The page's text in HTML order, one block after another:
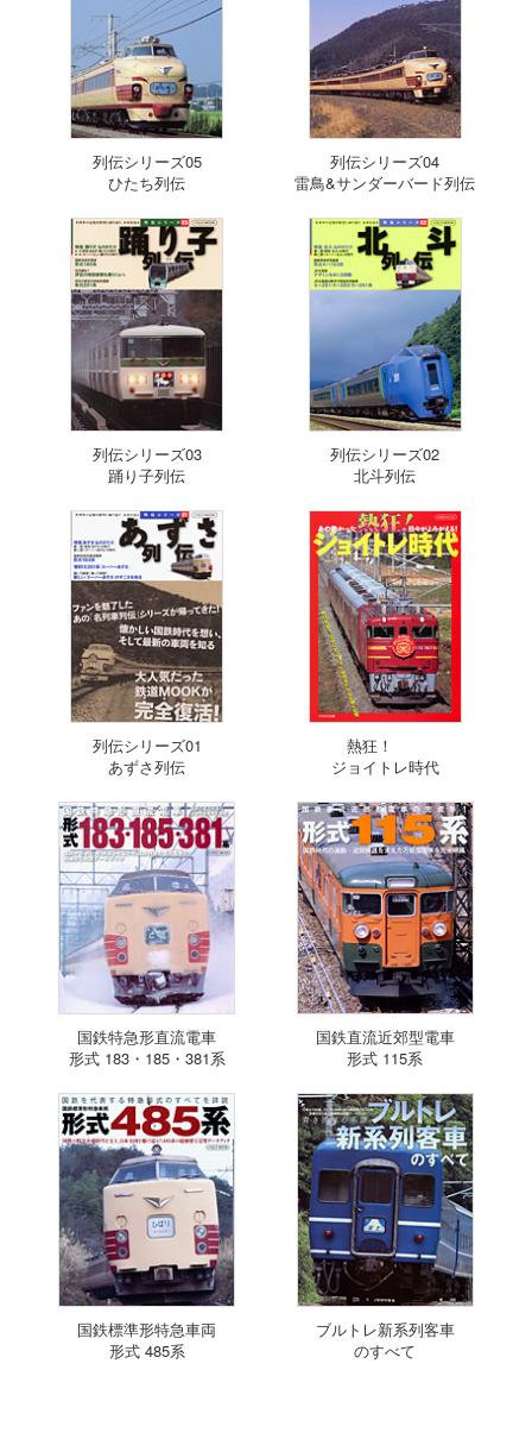
列伝シリーズ05
ひたち列伝
列伝シリーズ04
雷鳥&サンダーバード列伝
列伝シリーズ03
踊り子列伝
列伝シリーズ02
北斗列伝
列伝シリーズ01
あずさ列伝
熱狂！
ジョイトレ時代
国鉄特急形直流電車
形式 183・185・381系
国鉄直流近郊型電車
形式 115系
国鉄標準形特急車両
形式 485系
ブルトレ新系列客車
のすべて